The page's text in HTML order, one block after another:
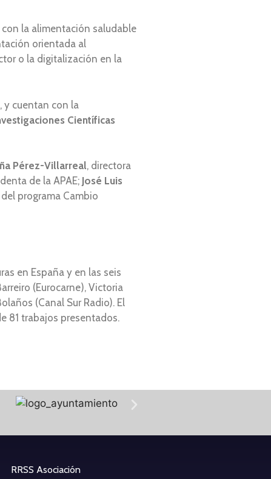
la alimentación saludable
orientada al
o la digitalización en la
y cuentan con la
Científicas
Pérez-Villarreal, directora
de la APAE; José Luis
programa Cambio
en España y en las seis
(Eurocarne), Victoria
(Canal Sur Radio). El
81 trabajos presentados.
RRSS Asociación